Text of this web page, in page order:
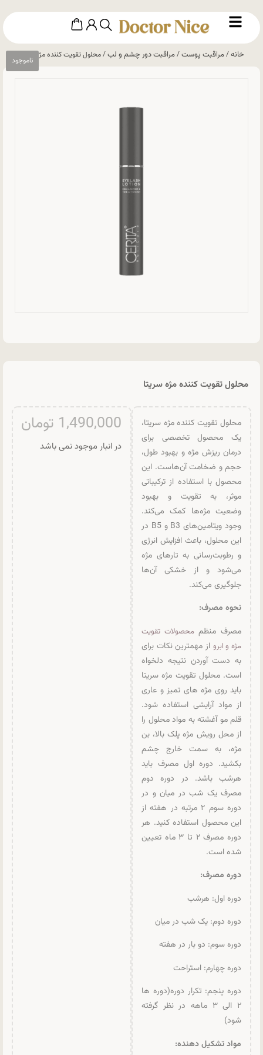
خانه/مراقبت پوست/مراقبت دور چشم و لب/ محلول تقویت کننده مژه سریتا
محلول تقویت کننده مژه سریتا
محلول تقویت‌ کننده مژه سریتا،
یک محصول تخصصی برای
درمان ریزش مژه و بهبود طول،
حجم و ضخامت آن‌هاست. این
محصول با استفاده از ترکیباتی
موثر، به تقویت و بهبود
وضعیت مژه‌ها کمک می‌کند.
وجود ویتامین‌های B3 و B5 در
این محلول، باعث افزایش انرژی
و رطوبت‌رسانی به تارهای مژه
می‌شود و از خشکی آن‌ها
جلوگیری می‌کند.
نحوه مصرف:
مصرف منظممحصولات تقویت
مژه و ابرو از مهمترین نکات برای
به دست آوردن نتیجه دلخواه
است. محلول تقویت مژه سریتا
باید روی مژه های تمیز و عاری
از مواد آرایشی استفاده شود.
قلم مو آغشته به مواد محلول را
از محل رویش مژه پلک بالا، بن
مژه، به سمت خارج چشم
بکشید. دوره اول مصرف باید
هرشب باشد. در دوره دوم
مصرف یک شب در میان و در
دوره سوم ۲ مرتبه در هفته از
این محصول استفاده کنید. هر
دوره مصرف ۲ تا ۳ ماه تعیین
شده است.
دوره مصرف:
دوره اول: هرشب
دوره دوم: یک شب در میان
دوره سوم: دو بار در هفته
دوره چهارم: استراحت
دوره پنجم: تکرار دوره(دوره ها
۲ الی ۳ ماهه در نظر گرفته
شود)
مواد تشکیل دهنده:
1,490,000 تومان
در انبار موجود نمی باشد